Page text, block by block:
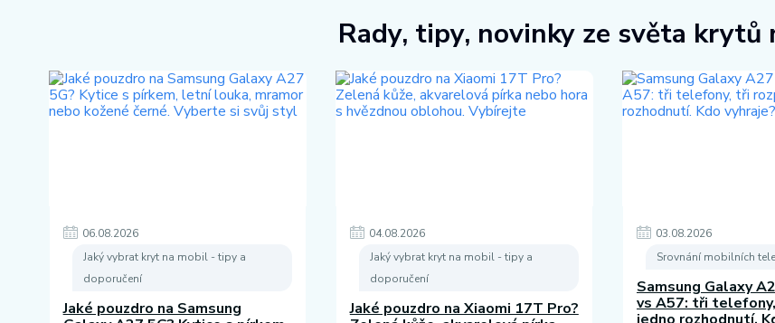
Rady, tipy, novinky ze světa krytů
06.08.2026
Jaký vybrat kryt na mobil - tipy a
doporučení
Jaké pouzdro na Samsung
04.08.2026
Jaký vybrat kryt na mobil - tipy a
doporučení
Jaké pouzdro na Xiaomi 17T Pro?
03.08.2026
Srovnání mobilních
Samsung Galaxy
vs A57: tři